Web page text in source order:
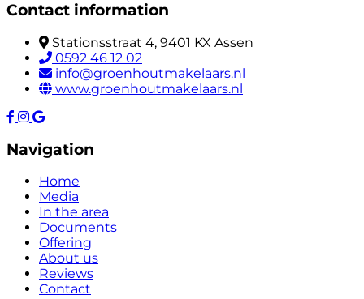
Contact information
Stationsstraat 4, 9401 KX Assen
0592 46 12 02
info@groenhoutmakelaars.nl
www.groenhoutmakelaars.nl
Navigation
Home
Media
In the area
Documents
Offering
About us
Reviews
Contact